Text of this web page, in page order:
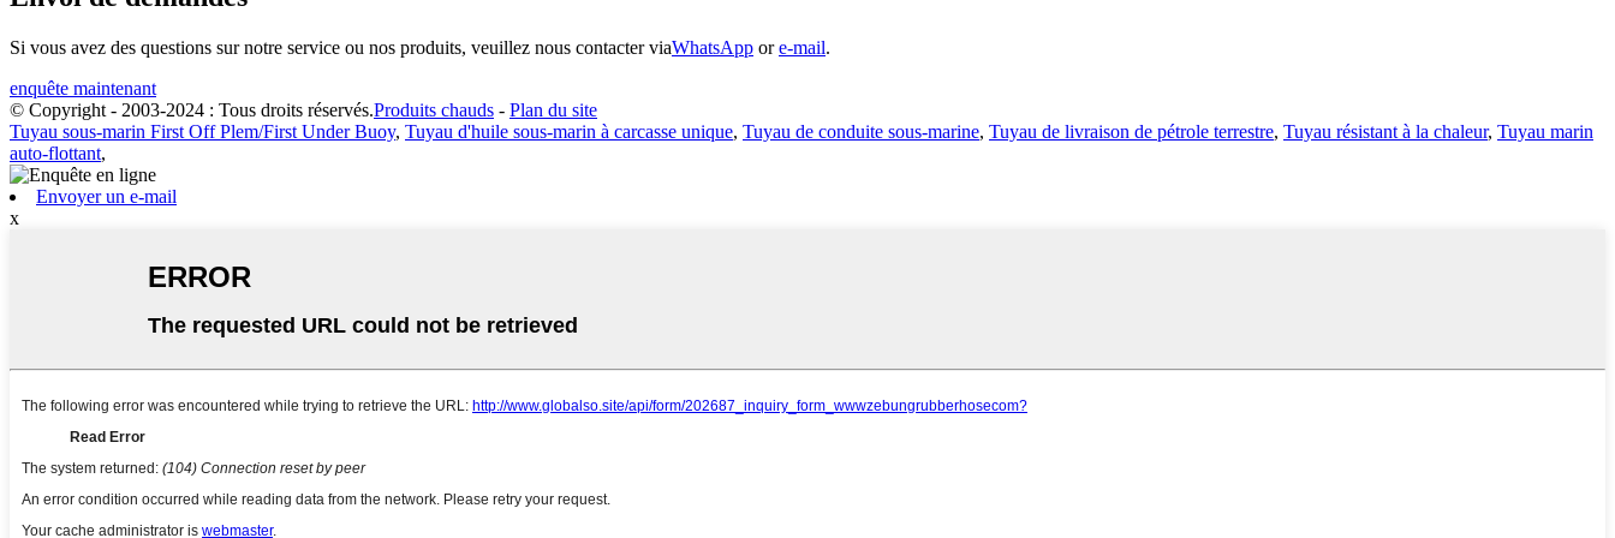
Si vous avez des questions sur notre service ou nos produits, veuillez nous contacter viaWhatsApp ore-mail.
enquête maintenant
© Copyright - 2003-2024 : Tous droits réservés.Produits chauds - Plan du site
Tuyau sous-marin First Off Plem/First Under Buoy, Tuyau d'huile sous-marin à carcasse unique, Tuyau de conduite sous-marine, Tuyau de livraison de pétrole terrestre, Tuyau résistant à la chaleur, Tuyau marin
auto-flottant,
Envoyer un e-mail
x